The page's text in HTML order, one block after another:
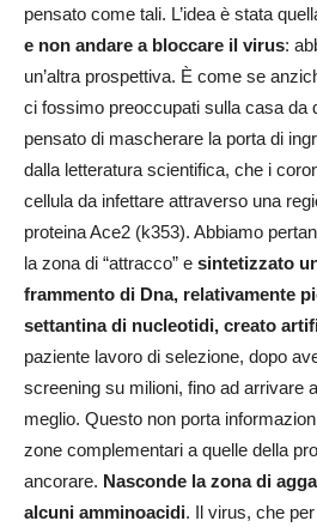
pensato come tali. L’idea è stata
e non andare a bloccare il virus:
un’altra prospettiva. È come se
ci fossimo preoccupati sulla casa da
pensato di mascherare la porta di
dalla letteratura scientifica, che i
cellula da infettare attraverso una
proteina Ace2 (k353). Abbiamo
la zona di “attracco” e sintetizzato
frammento di Dna, relativamente
settantina di nucleotidi, creato
paziente lavoro di selezione, dopo
screening su milioni, fino ad arrivare
meglio. Questo non porta
zone complementari a quelle della
ancorare. Nasconde la zona di
alcuni amminoacidi. Il virus, che